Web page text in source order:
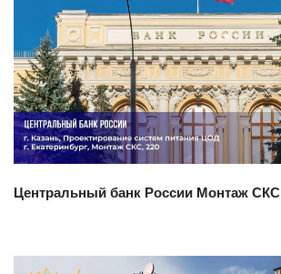
Смотреть проект
Центральный банк России Монтаж СКС